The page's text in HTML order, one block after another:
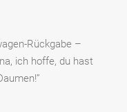
Rückgabe –
ich hoffe, du hast
”